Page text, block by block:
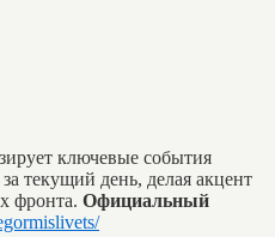
ключевые события
текущий день, делая акцент
фронта. Официальный